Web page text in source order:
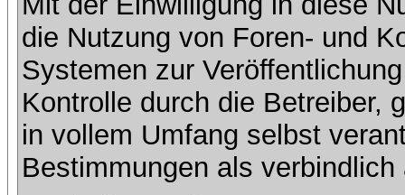
die Nutzung von Foren- und
Systemen zur
Kontrolle durch die Betreiber,
in vollem Umfang selbst
Bestimmungen als verbindlich